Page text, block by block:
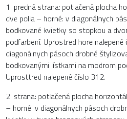
1. predná strana: potlačená plocha
dve polia – horné: v diagonálnych
bodkované kvietky so stopkou a
podfarbení. Uprostred hore
diagonálnych pásoch drobné
bodkovanými lístkami na modrom
Uprosttred nalepené číslo 312.
2. strana: potlačená plocha
– horné: v diagonálnych pásoch